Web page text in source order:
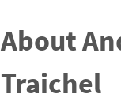
About
Traichel